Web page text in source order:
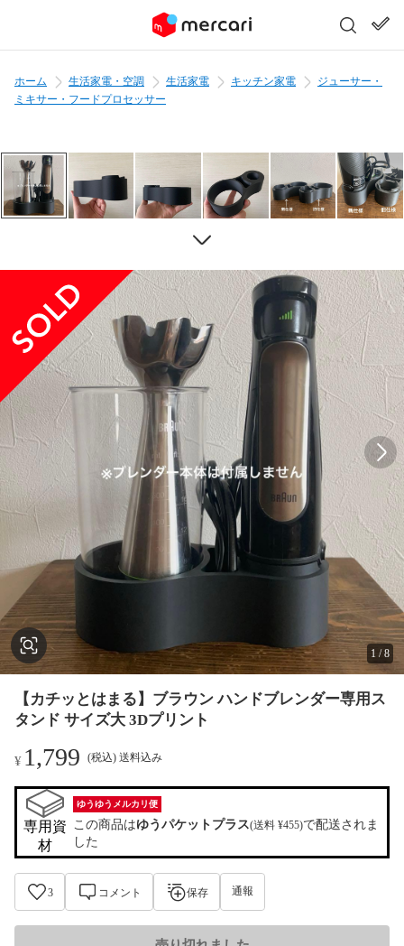
ホーム 生活家電・空調 生活家電 キッチン家電
ジューサー・
ミキサー・フードプロセッサー
1 /8
【カチッとはまる】ブラウン ハンドブレンダー専用ス
タンド サイズ大 3Dプリント
¥ 1,799 (税込) 送料込み
専用資
材
ゆうゆうメルカリ便
この商品はゆうパケットプラス(送料 ¥455)で配送されま
した
3 コメント 保存 通報